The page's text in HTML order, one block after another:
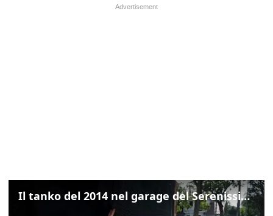
Il tanko del 2014 nel garage del Serenissimo: «Ecco come potevamo resistere per qualche giornata»